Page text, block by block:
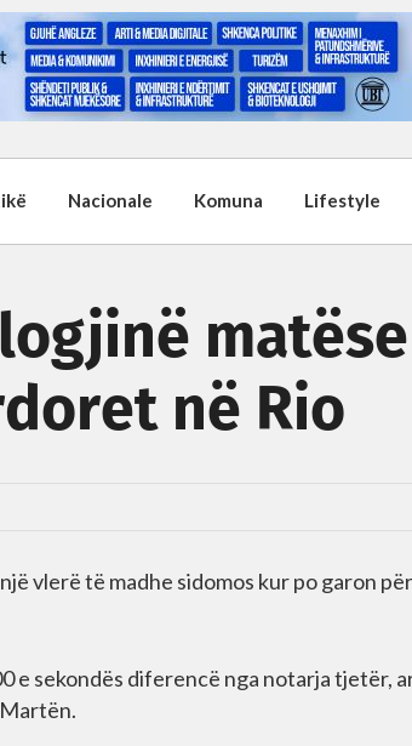
Nacionale Komuna Lifestyle
matëse
në Rio
vlerë të madhe sidomos kur po garon
e sekondës diferencë nga notarja tjetër,